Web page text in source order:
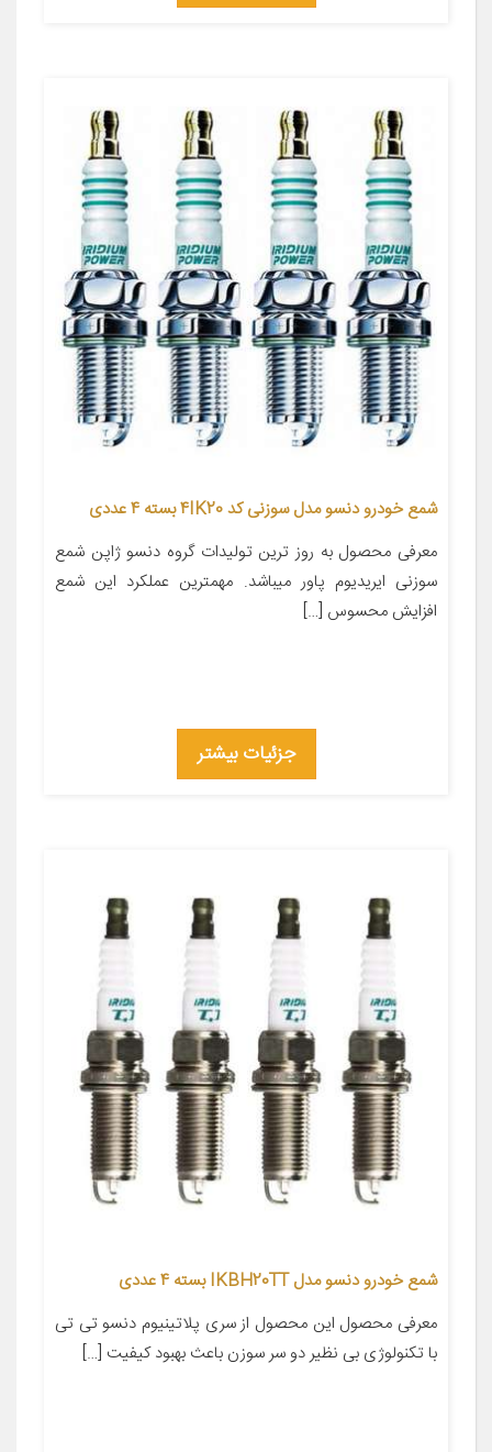
شمع خودرو دنسو مدل سوزنی کد 4IK20 بسته 4 عددی
معرفی محصول به روز ترین تولیدات گروه دنسو ژاپن شمع
سوزنی ایریدیوم پاور میباشد. مهمترین عملکرد این شمع
افزایش محسوس […]
جزئیات بیشتر
شمع خودرو دنسو مدل IKBH20TT بسته 4 عددی
معرفی محصول این محصول از سری پلاتینیوم دنسو تی تی
با تکنولوژی بی نظیر دو سر سوزن باعث بهبود کیفیت […]